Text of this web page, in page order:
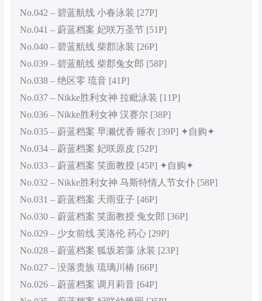
No.042 – 碧蓝航线 小春泳装 [27P]
No.041 – 蔚蓝档案 妃咲万圣节 [51P]
No.040 – 碧蓝航线 柴郡泳装 [26P]
No.039 – 碧蓝航线 柴郡兔女郎 [58P]
No.038 – 绝区零 琉音 [41P]
No.037 – Nikke胜利女神 拉毗泳装 [11P]
No.036 – Nikke胜利女神 汉赛尔 [38P]
No.035 – 蔚蓝档案 早濑优香 睡衣 [39P] ✦自购✦
No.034 – 蔚蓝档案 妃咲原皮 [52P]
No.033 – 蔚蓝档案 笑面教授 [45P] ✦自购✦
No.032 – Nikke胜利女神 马斯特情人节女仆 [58P]
No.031 – 蔚蓝档案 天雨亚子 [46P]
No.030 – 蔚蓝档案 笑面教授 兔女郎 [36P]
No.029 – 少女前线 芙洛伦 药心 [29P]
No.028 – 蔚蓝档案 狐坂若藻 泳装 [23P]
No.027 – 没落贵族 琉璃川椿 [66P]
No.026 – 蔚蓝档案 调月莉音 [64P]